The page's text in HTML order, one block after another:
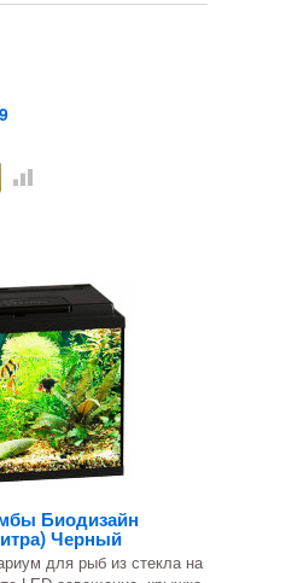
Биодизайн
Черный
для рыб из стекла на